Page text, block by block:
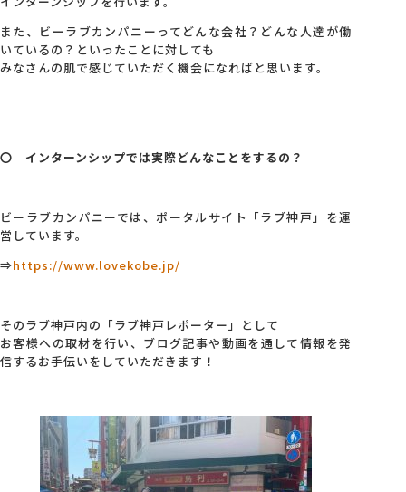
また、ビーラブカンパニーってどんな会社？どんな人達が働
いているの？といったことに対しても
みなさんの肌で感じていただく機会になればと思います。
〇 インターンシップでは実際どんなことをするの？
ビーラブカンパニーでは、ポータルサイト「ラブ神戸」を運
営しています。
⇒https://www.lovekobe.jp/
そのラブ神戸内の「ラブ神戸レポーター」として
お客様への取材を行い、ブログ記事や動画を通して情報を発
信するお手伝いをしていただきます！